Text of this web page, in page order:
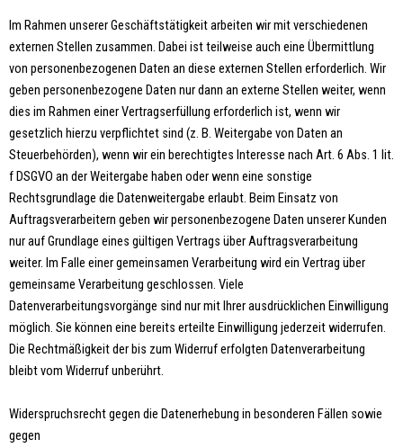
Im Rahmen unserer Geschäftstätigkeit arbeiten wir mit verschiedenen
externen Stellen zusammen. Dabei ist teilweise auch eine Übermittlung
von personenbezogenen Daten an diese externen Stellen erforderlich. Wir
geben personenbezogene Daten nur dann an externe Stellen weiter, wenn
dies im Rahmen einer Vertragserfüllung erforderlich ist, wenn wir
gesetzlich hierzu verpflichtet sind (z. B. Weitergabe von Daten an
Steuerbehörden), wenn wir ein berechtigtes Interesse nach Art. 6 Abs. 1 lit.
f DSGVO an der Weitergabe haben oder wenn eine sonstige
Rechtsgrundlage die Datenweitergabe erlaubt. Beim Einsatz von
Auftragsverarbeitern geben wir personenbezogene Daten unserer Kunden
nur auf Grundlage eines gültigen Vertrags über Auftragsverarbeitung
weiter. Im Falle einer gemeinsamen Verarbeitung wird ein Vertrag über
gemeinsame Verarbeitung geschlossen. Viele
Datenverarbeitungsvorgänge sind nur mit Ihrer ausdrücklichen Einwilligung
möglich. Sie können eine bereits erteilte Einwilligung jederzeit widerrufen.
Die Rechtmäßigkeit der bis zum Widerruf erfolgten Datenverarbeitung
bleibt vom Widerruf unberührt.
Widerspruchsrecht gegen die Datenerhebung in besonderen Fällen sowie
gegen